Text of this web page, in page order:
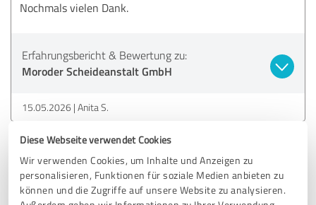
Diese Webseite verwendet Cookies
Wir verwenden Cookies, um Inhalte und Anzeigen zu
personalisieren, Funktionen für soziale Medien anbieten zu
können und die Zugriffe auf unsere Website zu analysieren.
Nochmals vielen Dank.
Erfahrungsbericht & Bewertung zu:
Moroder Scheideanstalt GmbH
15.05.2026 Anita S.
SEHR GUT Empfehlung